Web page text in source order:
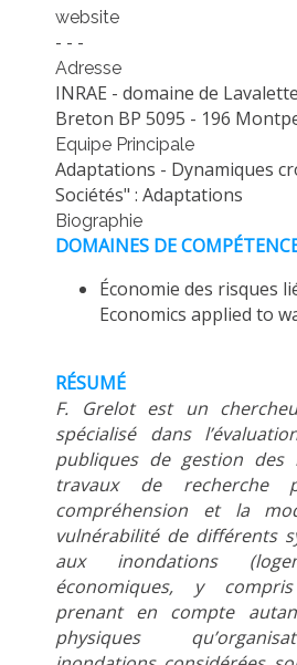
METHODS AND TOOLS
SOFTWARE
PUBLICATIONS SUR HAL
HDR
THESES
WORKING PAPERS
THEMATIC NOTES
FOR THE PUBLIC
website
- - -
Adresse
INRAE - domaine de
Breton BP 5095 - 196
Equipe Principale
Adaptations - Dynamiques
Sociétés" : Adaptations
Biographie
DOMAINES DE
Économie des risques
Economics applied to
RÉSUMÉ
F. Grelot est un
spécialisé dans
publiques de gestion des
travaux de recherche
compréhension et la
vulnérabilité de différents
aux inondations
économiques, y
prenant en compte
physiques